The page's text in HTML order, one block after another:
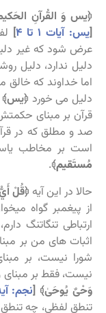
﴿یس وَ القُرآنِ
[یس: آیات ۱ تا ۴ ]
عرض شود که غیر
دلیل ندارد، دلیل
اما خداوند که
دلیل می خورد ﴿يس﴾
قرآن بر مبنای
صد و مطلق که در
است بر مخاطب
مُستَقیم﴾.
حالا در این آیه ﴿قُلْ
از پیغمبر گواه
ارتباطی تنگاتنگ
اثبات های من بر
شورا نیست، بر
نیست، فقط بر
وَحْىٌ يُوحَىٰ﴾ [نجم:
تنطق لفظی، چه